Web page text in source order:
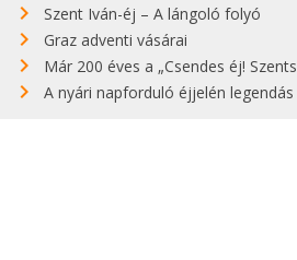
Szent Iván-éj – A lángoló folyó
Graz adventi vásárai
Már 200 éves a „Csendes éj!
A nyári napforduló éjjelén legendás hegyi